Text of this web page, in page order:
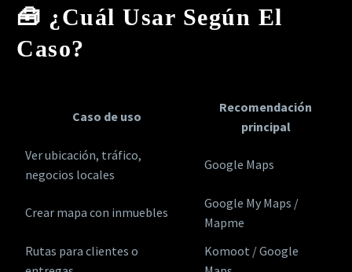
🧰 ¿Cuál Usar Según El
Caso?
Caso de uso
Recomendación
principal
Ver ubicación, tráfico,
negocios locales
Google Maps
Crear mapa con inmuebles
Google My Maps /
Mapme
Rutas para clientes o
Komoot / Google